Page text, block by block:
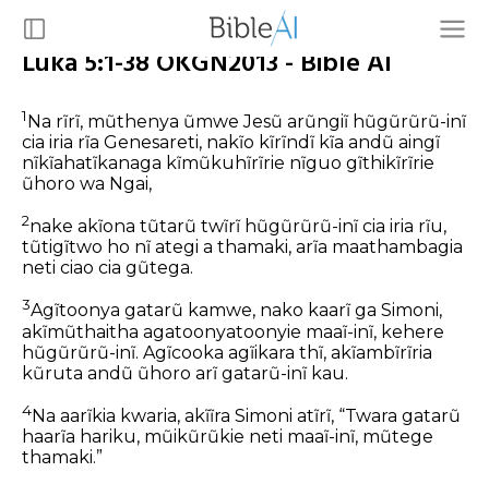
Luka 5:1-38 OKGN2013 - Bible AI
1Na rĩrĩ, mũthenya ũmwe Jesũ arũngiĩ hũgũrũrũ-inĩ
cia iria rĩa Genesareti, nakĩo kĩrĩndĩ kĩa andũ aingĩ
nĩkĩahatĩkanaga kĩmũkuhĩrĩrie nĩguo gĩthikĩrĩrie
ũhoro wa Ngai,
2nake akĩona tũtarũ twĩrĩ hũgũrũrũ-inĩ cia iria rĩu,
tũtigĩtwo ho nĩ ategi a thamaki, arĩa maathambagia
neti ciao cia gũtega.
3Agĩtoonya gatarũ kamwe, nako kaarĩ ga Simoni,
akĩmũthaitha agatoonyatoonyie maaĩ-inĩ, kehere
hũgũrũrũ-inĩ. Agĩcooka agĩikara thĩ, akĩambĩrĩria
kũruta andũ ũhoro arĩ gatarũ-inĩ kau.
4Na aarĩkia kwaria, akĩĩra Simoni atĩrĩ, “Twara gatarũ
haarĩa hariku, mũikũrũkie neti maaĩ-inĩ, mũtege
thamaki.”